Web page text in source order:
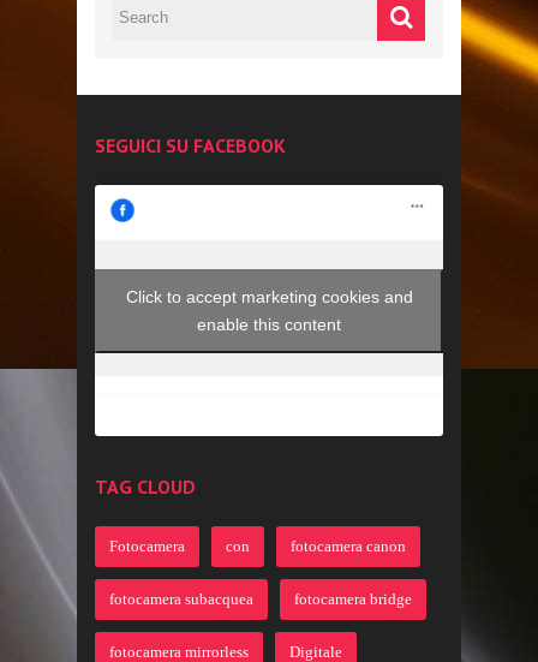
SEGUICI SU FACEBOOK
Click to accept marketing cookies and
enable this content
TAG CLOUD
Fotocamera con fotocamera canon
fotocamera subacquea fotocamera bridge
fotocamera mirrorless Digitale